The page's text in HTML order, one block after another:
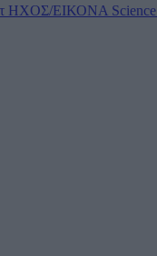
ΗΧΟΣ/ΕΙΚΟΝΑ Science